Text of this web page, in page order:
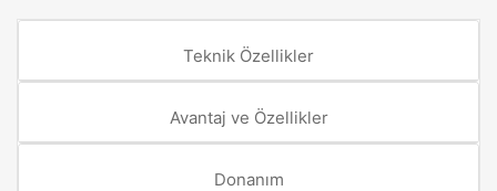
Teknik Özellikler
Avantaj ve Özellikler
Donanım